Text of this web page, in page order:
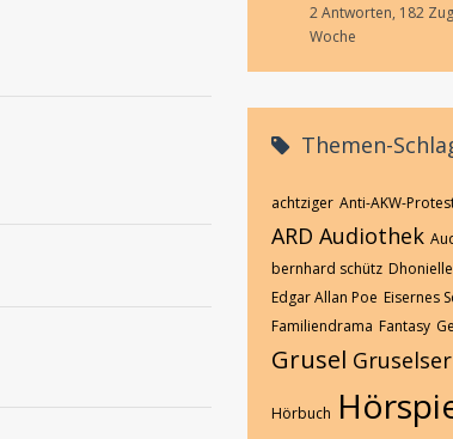
2 Antworten, 182
Woche
Themen-
achtziger Anti-AKW-
ARD Audiothek
bernhard schütz
Edgar Allan Poe Eisernes
Familiendrama Fantasy
Grusel
Hörbuch